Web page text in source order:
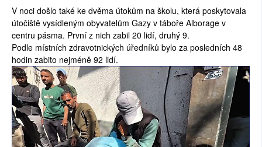
V noci došlo také ke dvěma útokům na školu, která poskytovala
útočiště vysídleným obyvatelům Gazy v táboře Alborage v
centru pásma. První z nich zabil 20 lidí, druhý 9.
Podle místních zdravotnických úředníků bylo za posledních 48
hodin zabito nejméně 92 lidí.